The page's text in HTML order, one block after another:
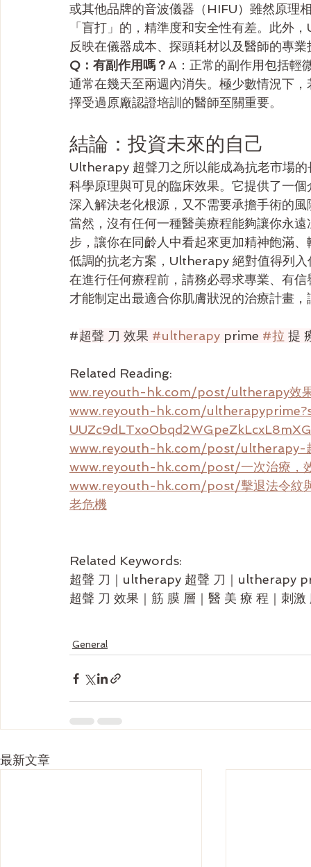
或其他品牌的音波儀器（HIFU）雖然原
「盲打」的，精準度和安全性有差。此外
反映在儀器成本、探頭耗材以及醫師的專業
Q：有副作用嗎？A：正常的副作用包括輕
通常在幾天至兩週內消失。極少數情況下
擇受過原廠認證培訓的醫師至關重要。
結論：投資未來的自己
Ultherapy 超聲刀之所以能成為抗老市場
科學原理與可見的臨床效果。它提供了一
深入解決老化根源，又不需要承擔手術的風
當然，沒有任何一種醫美療程能夠讓你永
步，讓你在同齡人中看起來更加精神飽滿
低調的抗老方案，Ultherapy 絕對值得列入
在進行任何療程前，請務必尋求專業、有
才能制定出最適合你肌膚狀況的治療計畫
#超聲 刀 效果 #ultherapy prime #拉 提
Related Reading:
ww.reyouth-hk.com/post/ultherapy效果
www.reyouth-hk.com/
www.reyouth-hk.com/post/ultherapy-超
www.reyouth-hk.com/post/一次治療，
www.reyouth-hk.com/post/擊退法令紋
老危機
Related Keywords:
超聲 刀｜ultherapy 超聲 刀｜ultherapy
超聲 刀 效果｜筋 膜 層｜醫 美 療 程｜刺激
General
最新文章